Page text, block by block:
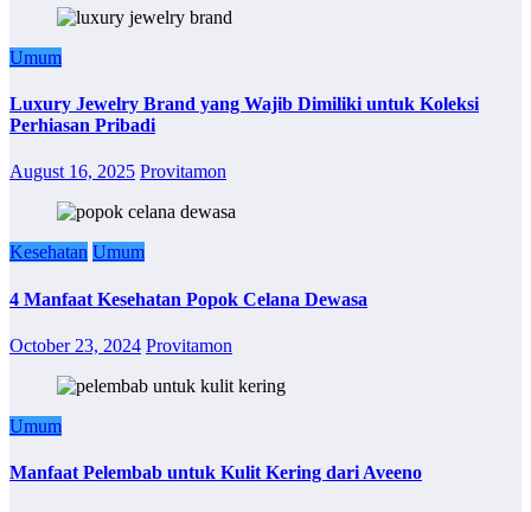
Umum
Luxury Jewelry Brand yang Wajib Dimiliki untuk Koleksi
Perhiasan Pribadi
August 16, 2025 Provitamon
Kesehatan Umum
4 Manfaat Kesehatan Popok Celana Dewasa
October 23, 2024 Provitamon
Umum
Manfaat Pelembab untuk Kulit Kering dari Aveeno